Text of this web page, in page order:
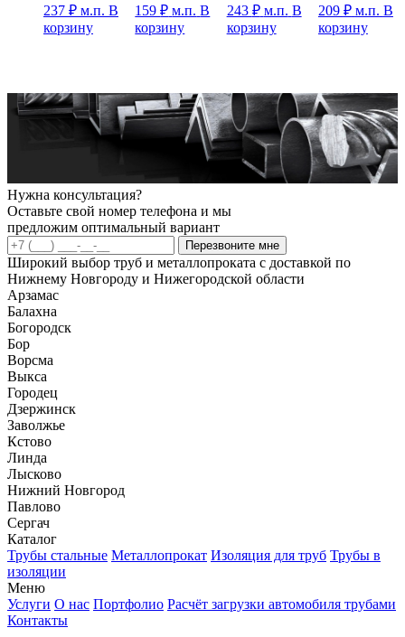
237 ₽ м.п. В
корзину
159₽ м.п. В
корзину
243 ₽ м.п. В
корзину
209 ₽ м.п. В
корзину
Нужна консультация?
Оставьте свой номер телефона и мы
предложим оптимальный вариант
Перезвоните мне
Широкий выбор труб и металлопроката с доставкой по
Нижнему Новгороду и Нижегородской области
Арзамас
Балахна
Богородск
Бор
Ворсма
Выкса
Городец
Дзержинск
Заволжье
Кстово
Линда
Лысково
Нижний Новгород
Павлово
Сергач
Каталог
Трубы стальные Металлопрокат Изоляция для труб Трубы в
изоляции
Меню
Услуги О нас Портфолио Расчёт загрузки автомобиля трубами
Контакты